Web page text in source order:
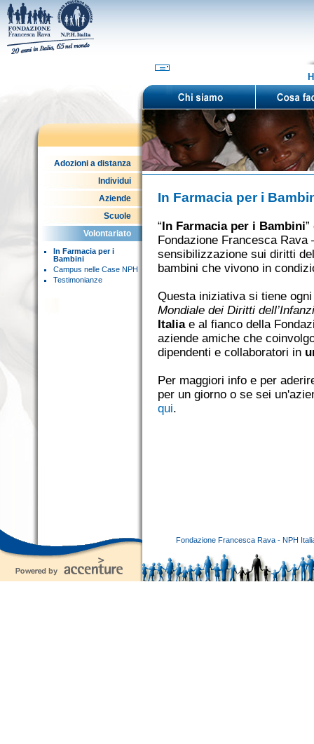
Adozioni a distanza
Individui
Aziende
Scuole
Volontariato
In Farmacia per i
Bambini
Campus nelle Case NPH
Testimonianze
In Farmacia per i
“In Farmacia per i Bambini
Fondazione Francesca
sensibilizzazione sui diritti
bambini che vivono in
Questa iniziativa si tiene
Mondiale dei Diritti
Italiae al fianco della
aziende amiche che
dipendenti e collaboratori in
Per maggiori info e per
per un giorno o se sei
qui.
Fondazione Francesca Rava - NPH